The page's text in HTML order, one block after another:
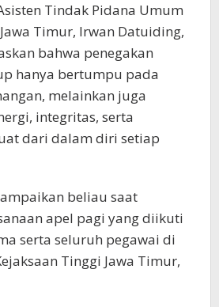
Tindak Pidana Umum
Timur, Irwan Datuiding,
bahwa penegakan
hanya bertumpu pada
melainkan juga
integritas, serta
dari dalam diri setiap
beliau saat
apel pagi yang diikuti
serta seluruh pegawai di
Tinggi Jawa Timur,